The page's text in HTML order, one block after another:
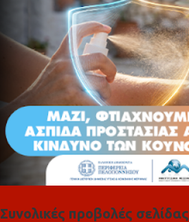
Συνολικές προβολές σελίδας